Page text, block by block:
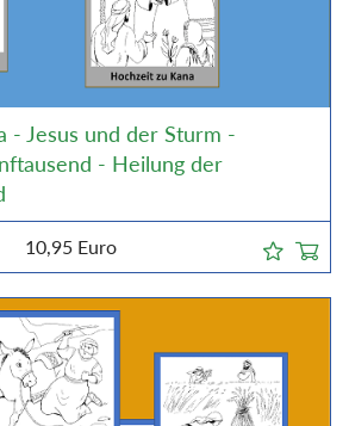
- Jesus und der Sturm -
- Heilung der
10,95 Euro